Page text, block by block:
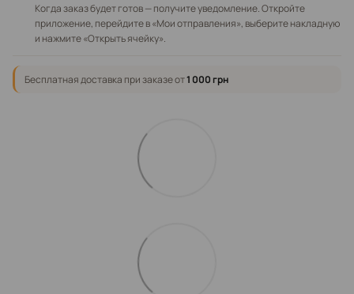
Когда заказ будет готов — получите уведомление. Откройте
приложение, перейдите в «Мои отправления», выберите накладную
и нажмите «Открыть ячейку».
Бесплатная доставка при заказе от1 000 грн